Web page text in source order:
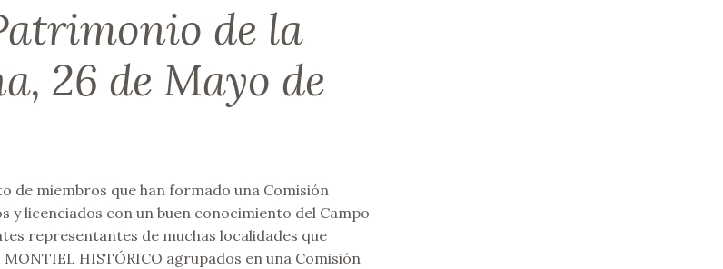
de la
26 de Mayo de
de miembros que han formado una Comisión
y licenciados con un buen conocimiento del Campo
representantes de muchas localidades que
HISTÓRICO agrupados en una Comisión